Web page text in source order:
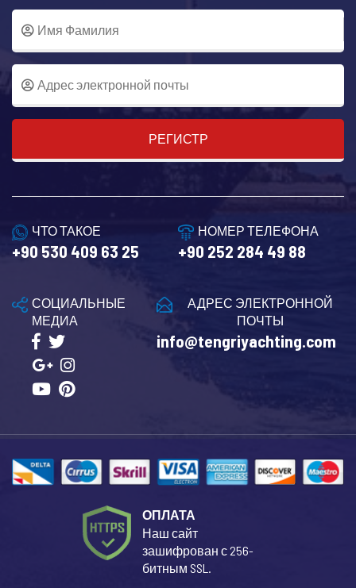
РЕГИСТР
ЧТО ТАКОЕ
+90 530 409 63 25
НОМЕР ТЕЛЕФОНА
+90 252 284 49 88
АДРЕС ЭЛЕКТРОННОЙ
ПОЧТЫ
info@tengriyachting.com
СОЦИАЛЬНЫЕ
МЕДИА
ОПЛАТА
Наш сайт
зашифрован с 256-
битным SSL.